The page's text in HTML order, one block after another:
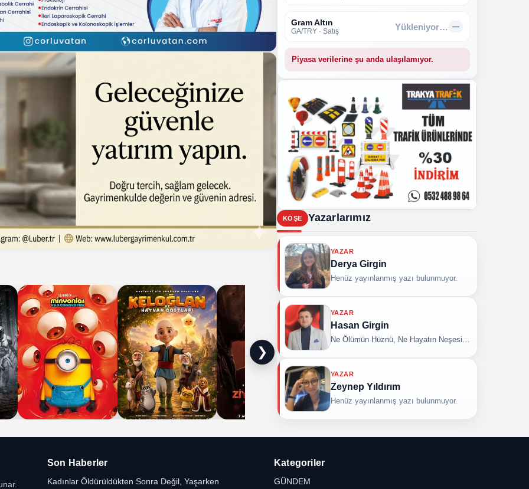
❯
Gram Altın
GA/TRY · Satış Yükleniyor… —
Piyasa verilerine şu anda ulaşılamıyor.
KÖŞE Yazarlarımız
YAZAR
Derya Girgin
Henüz yayınlanmış yazı bulunmuyor.
YAZAR
Hasan Girgin
Ne Ölümün Hüznü, Ne Hayatın Neşesi…
YAZAR
Zeynep Yıldırım
Henüz yayınlanmış yazı bulunmuyor.
Son Haberler
Kadınlar Öldürüldükten Sonra Değil, Yaşarken
Kategoriler
GÜNDEM